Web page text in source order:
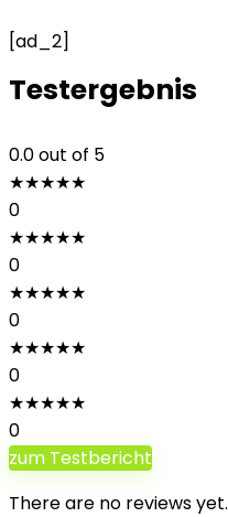
[ad_2]
Testergebnis
0.0out of 5
★★★★★
0
★★★★★
0
★★★★★
0
★★★★★
0
★★★★★
0
zum Testbericht
There are no reviews yet.